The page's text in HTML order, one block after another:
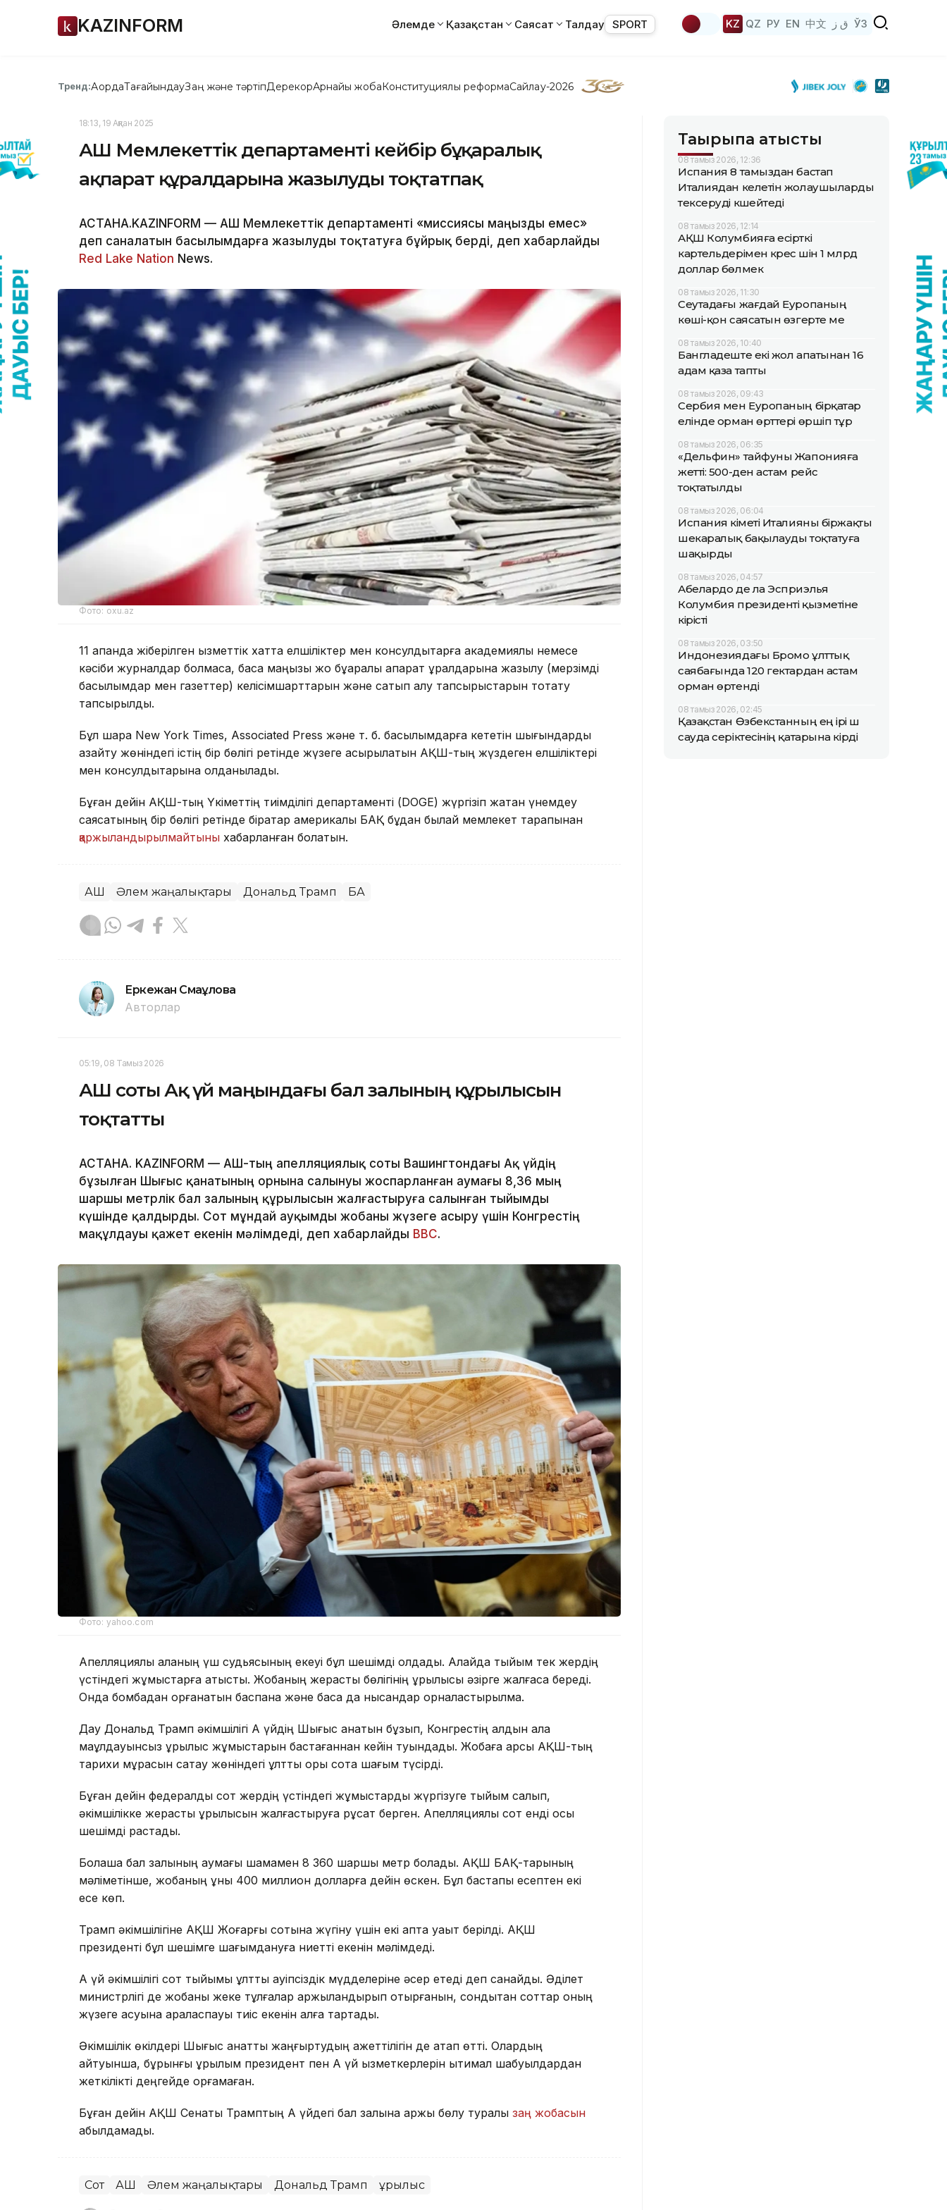
KAZINFORM Әлемде Қазақстан Саясат Талдау SPORT KZ QZ РУ EN 中文 ق ز ЎЗ
Тренд:АқордаТағайындауЗаң және тәртіпДерекқорАрнайы жобаКонституциялық реформаСайлау-2026
18:13, 19 Ақпан 2025
АҚШ Мемлекеттік департаменті кейбір бұқаралық
ақпарат құралдарына жазылуды тоқтатпақ
АСТАНА.KAZINFORM — АҚШ Мемлекеттік департаменті «миссиясы маңызды емес»
деп саналатын басылымдарға жазылуды тоқтатуға бұйрық берді, деп хабарлайды
Red Lake Nation News.
Фото: oxu.az
11 ақпанда жіберілген қызметтік хатта елшіліктер мен консулдықтарға академиялық немесе
кәсіби журналдар болмаса, басқа маңызы жоқ бұқаралық ақпарат құралдарына жазылу (мерзімді
басылымдар мен газеттер) келісімшарттарын және сатып алу тапсырыстарын тоқтату
тапсырылды.
Бұл шара New York Times, Associated Press және т. б. басылымдарға кететін шығындарды
азайту жөніндегі істің бір бөлігі ретінде жүзеге асырылатын АҚШ-тың жүздеген елшіліктері
мен консулдықтарына қолданылады.
Бұған дейін АҚШ-тың Үкіметтің тиімділігі департаменті (DOGE) жүргізіп жатқан үнемдеу
саясатының бір бөлігі ретінде бірқатар америкалық БАҚ бұдан былай мемлекет тарапынан
қаржыландырылмайтыны хабарланған болатын.
АҚШ Әлем жаңалықтары Дональд Трамп БАҚ
Еркежан Смағұлова
Авторлар
05:19, 08 Тамыз 2026
АҚШ соты Ақ үй маңындағы бал залының құрылысын
тоқтатты
АСТАНА. KAZINFORM — АҚШ-тың апелляциялық соты Вашингтондағы Ақ үйдің
бұзылған Шығыс қанатының орнына салынуы жоспарланған аумағы 8,36 мың
шаршы метрлік бал залының құрылысын жалғастыруға салынған тыйымды
күшінде қалдырды. Сот мұндай ауқымды жобаны жүзеге асыру үшін Конгрестің
мақұлдауы қажет екенін мәлімдеді, деп хабарлайды BBC.
Фото: yahoo.com
Апелляциялық алқаның үш судьясының екеуі бұл шешімді қолдады. Алайда тыйым тек жердің
үстіндегі жұмыстарға қатысты. Жобаның жерасты бөлігінің құрылысы әзірге жалғаса береді.
Онда бомбадан қорғанатын баспана және басқа да нысандар орналастырылмақ.
Дау Дональд Трамп әкімшілігі Ақ үйдің Шығыс қанатын бұзып, Конгрестің алдын ала
мақұлдауынсыз құрылыс жұмыстарын бастағаннан кейін туындады. Жобаға қарсы АҚШ-тың
тарихи мұрасын сақтау жөніндегі ұлттық қоры сотқа шағым түсірді.
Бұған дейін федералдық сот жердің үстіндегі жұмыстарды жүргізуге тыйым салып,
әкімшілікке жерасты құрылысын жалғастыруға рұқсат берген. Апелляциялық сот енді осы
шешімді растады.
Болашақ бал залының аумағы шамамен 8 360 шаршы метр болады. АҚШ БАҚ-тарының
мәліметінше, жобаның құны 400 миллион долларға дейін өскен. Бұл бастапқы есептен екі
есе көп.
Трамп әкімшілігіне АҚШ Жоғарғы сотына жүгіну үшін екі апта уақыт берілді. АҚШ
президенті бұл шешімге шағымдануға ниетті екенін мәлімдеді.
Ақ үй әкімшілігі сот тыйымы ұлттық қауіпсіздік мүдделеріне әсер етеді деп санайды. Әділет
министрлігі де жобаны жеке тұлғалар қаржыландырып отырғанын, сондықтан соттар оның
жүзеге асуына араласпауы тиіс екенін алға тартады.
Әкімшілік өкілдері Шығыс қанатты жаңғыртудың қажеттілігін де атап өтті. Олардың
айтуынша, бұрынғы құрылым президент пен Ақ үй қызметкерлерін ықтимал шабуылдардан
жеткілікті деңгейде қорғамаған.
Бұған дейін АҚШ Сенаты Трамптың Ақ үйдегі бал залына қаржы бөлу туралы заң жобасын
қабылдамады.
Сот АҚШ Әлем жаңалықтары Дональд Трамп Құрылыс
Тақырыпқа қатысты
08 тамыз 2026, 12:36
Испания 8 тамыздан бастап
Италиядан келетін жолаушыларды
тексеруді күшейтеді
08 тамыз 2026, 12:14
АҚШ Колумбияға есірткі
картельдерімен күрес үшін 1 млрд
доллар бөлмек
08 тамыз 2026, 11:30
Сеутадағы жағдай Еуропаның
көші-қон саясатын өзгерте ме
08 тамыз 2026, 10:40
Бангладеште екі жол апатынан 16
адам қаза тапты
08 тамыз 2026, 09:43
Сербия мен Еуропаның бірқатар
елінде орман өрттері өршіп тұр
08 тамыз 2026, 06:35
«Дельфин» тайфуны Жапонияға
жетті: 500-ден астам рейс
тоқтатылды
08 тамыз 2026, 06:04
Испания үкіметі Италияны біржақты
шекаралық бақылауды тоқтатуға
шақырды
08 тамыз 2026, 04:57
Абелардо де ла Эсприэлья
Колумбия президенті қызметіне
кірісті
08 тамыз 2026, 03:50
Индонезиядағы Бромо ұлттық
саябағында 120 гектардан астам
орман өртенді
08 тамыз 2026, 02:45
Қазақстан Өзбекстанның ең ірі үш
сауда серіктесінің қатарына кірді